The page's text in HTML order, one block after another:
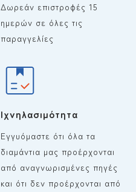
Δωρεάν επιστροφές 15
ημερών σε όλες τις
παραγγελίες
Ιχνηλασιμότητα
Εγγυόμαστε ότι όλα τα
διαμάντια μας προέρχονται
από αναγνωρισμένες πηγές
και ότι δεν προέρχονται από